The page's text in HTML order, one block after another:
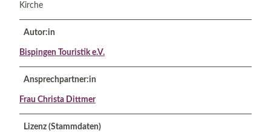
Kirche
Autor:in
Bispingen Touristik e.V.
Ansprechpartner:in
Frau Christa Dittmer
Lizenz (Stammdaten)